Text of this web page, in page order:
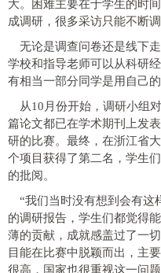
大。困难主要在于学生的时
成调研，很多采访只能不断
无论是调查问卷还是线下
学校和指导老师可以从科研
有相当一部分同学是用自己
从10月份开始，调研小组
篇论文都已在学术期刊上发
研的比赛。最终，在浙江省
个项目获得了第二名，学生
的批阅。
“我们当时没有想到会有这
的调研报告，学生们都觉得
薄的贡献，成就感盖过了一
目能在比赛中脱颖而出，主
很高，国家也很重视这一问